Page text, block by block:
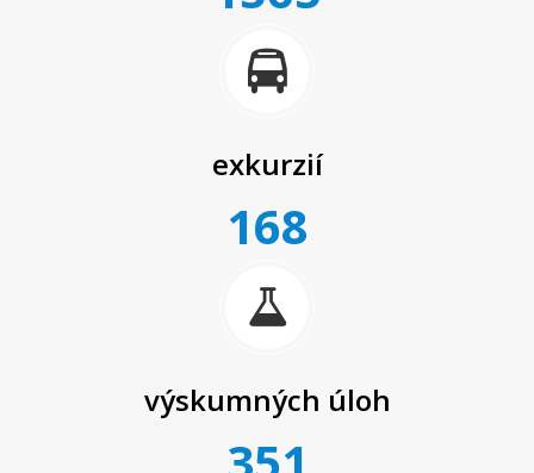
exkurzií
168
výskumných úloh